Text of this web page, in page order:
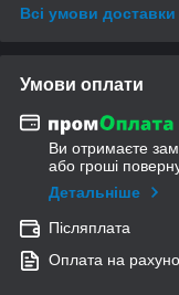
Всі умови доставки
Умови оплати
Ви отримаєте
або гроші
Детальніше
Післяплата
Оплата на